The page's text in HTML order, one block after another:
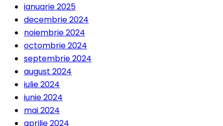
ianuarie 2025
decembrie 2024
noiembrie 2024
octombrie 2024
septembrie 2024
august 2024
iulie 2024
iunie 2024
mai 2024
aprilie 2024